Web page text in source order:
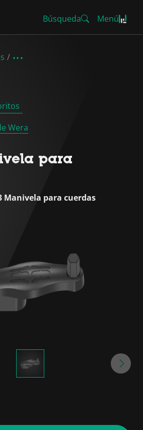
Búsqueda Menú
Wera
para
Manivela para cuerdas